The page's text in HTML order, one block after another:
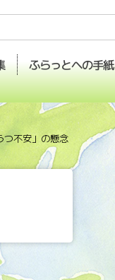
ふらっとへの手紙
つ不安」の懸念